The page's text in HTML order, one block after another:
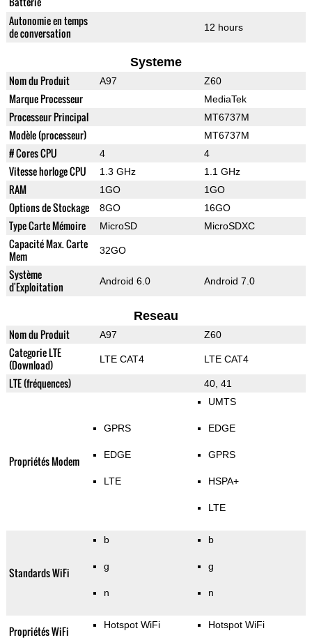
Autonomie en temps
de conversation
12 hours
Systeme
Nom du Produit A97 Z60
Marque Processeur MediaTek
Processeur Principal MT6737M
Modèle (processeur) MT6737M
# Cores CPU 4 4
Vitesse horloge CPU 1.3 GHz 1.1 GHz
RAM 1GO 1GO
Options de Stockage 8GO 16GO
Type Carte Mémoire MicroSD MicroSDXC
Capacité Max. Carte
Mem
32GO
Système
d'Exploitation
Android 6.0 Android 7.0
Reseau
Nom du Produit A97 Z60
Categorie LTE
(Download)
LTE CAT4 LTE CAT4
LTE (fréquences) 40, 41
Propriétés Modem
GPRS
EDGE
LTE
UMTS
EDGE
GPRS
HSPA+
LTE
Standards WiFi
b
g
n
b
g
n
Propriétés WiFi Hotspot WiFi Hotspot WiFi